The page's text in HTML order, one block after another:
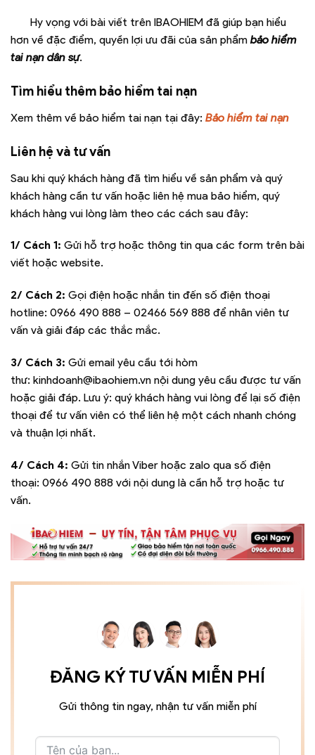
Hy vọng với bài viết trên IBAOHIEM đã giúp bạn hiểu
hơn về đặc điểm, quyền lợi ưu đãi của sản phẩm bảo hiểm
tai nạn dân sự.
Tìm hiểu thêm bảo hiểm tai nạn
Xem thêm về bảo hiểm tai nạn tại đây: Bảo hiểm tai nạn
Liên hệ và tư vấn
Sau khi quý khách hàng đã tìm hiểu về sản phẩm và quý
khách hàng cần tư vấn hoặc liên hệ mua bảo hiểm, quý
khách hàng vui lòng làm theo các cách sau đây:
1/ Cách 1: Gửi hỗ trợ hoặc thông tin qua các form trên bài
viết hoặc website.
2/ Cách 2: Gọi điện hoặc nhắn tin đến số điện thoại
hotline: 0966 490 888 – 02466 569 888 để nhân viên tư
vấn và giải đáp các thắc mắc.
3/ Cách 3: Gửi email yêu cầu tới hòm
thư: kinhdoanh@ibaohiem.vn nội dung yêu cầu được tư vấn
hoặc giải đáp. Lưu ý: quý khách hàng vui lòng để lại số điện
thoại để tư vấn viên có thể liên hệ một cách nhanh chóng
và thuận lợi nhất.
4/ Cách 4: Gửi tin nhắn Viber hoặc zalo qua số điện
thoại: 0966 490 888 với nội dung là cần hỗ trợ hoặc tư
vấn.
ĐĂNG KÝ TƯ VẤN MIỄN PHÍ
Gửi thông tin ngay, nhận tư vấn miễn phí